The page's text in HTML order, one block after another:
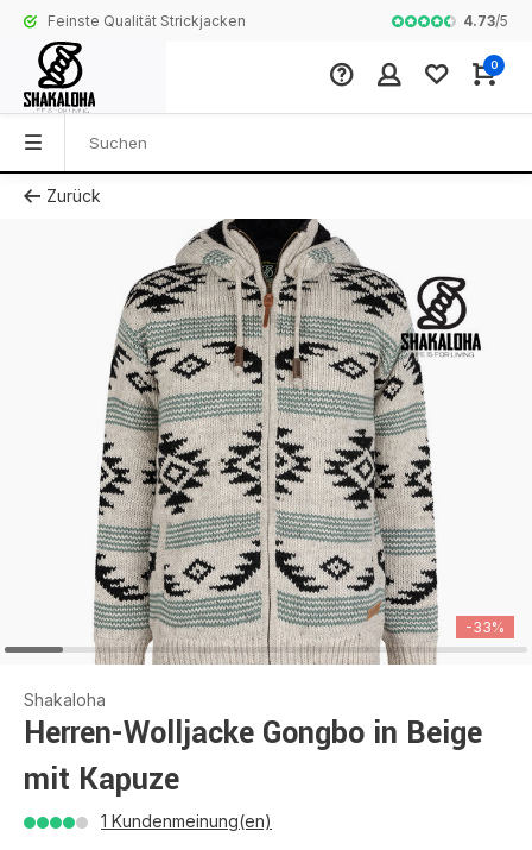
Feinste Qualität Strickjacken Komplette
4.73/5
0
Zurück
-33%
Shakaloha
Herren-Wolljacke Gongbo in Beige
mit Kapuze
1 Kundenmeinung(en)